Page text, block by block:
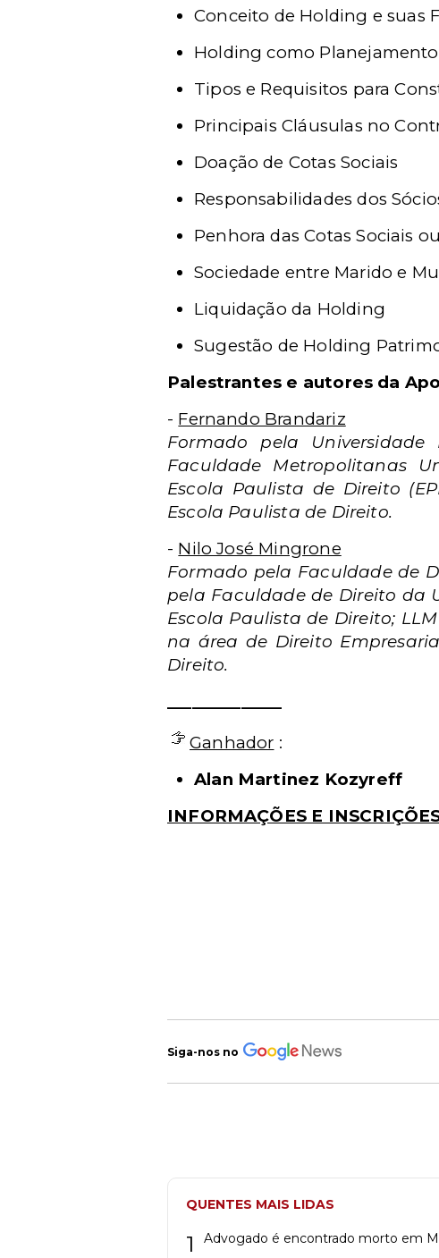
Conceito de Holding e suas
Holding como
Tipos e Requisitos para
Principais Cláusulas no
Doação de Cotas Sociais
Responsabilidades dos
Penhora das Cotas Sociais
Sociedade entre Marido e
Liquidação da Holding
Sugestão de Holding
Palestrantes e autores da
- Fernando Brandariz
Formado pela
Faculdade Metropolitanas
Escola Paulista de Direito
Escola Paulista de Direito.
- Nilo José Mingrone
Formado pela Faculdade de
pela Faculdade de Direito da
Escola Paulista de Direito;
na área de Direito
Direito.
Ganhador :
Alan Martinez Kozyreff
INFORMAÇÕES E
Siga-nos no
QUENTES MAIS LIDAS
1 Advogado é encontrado morto em